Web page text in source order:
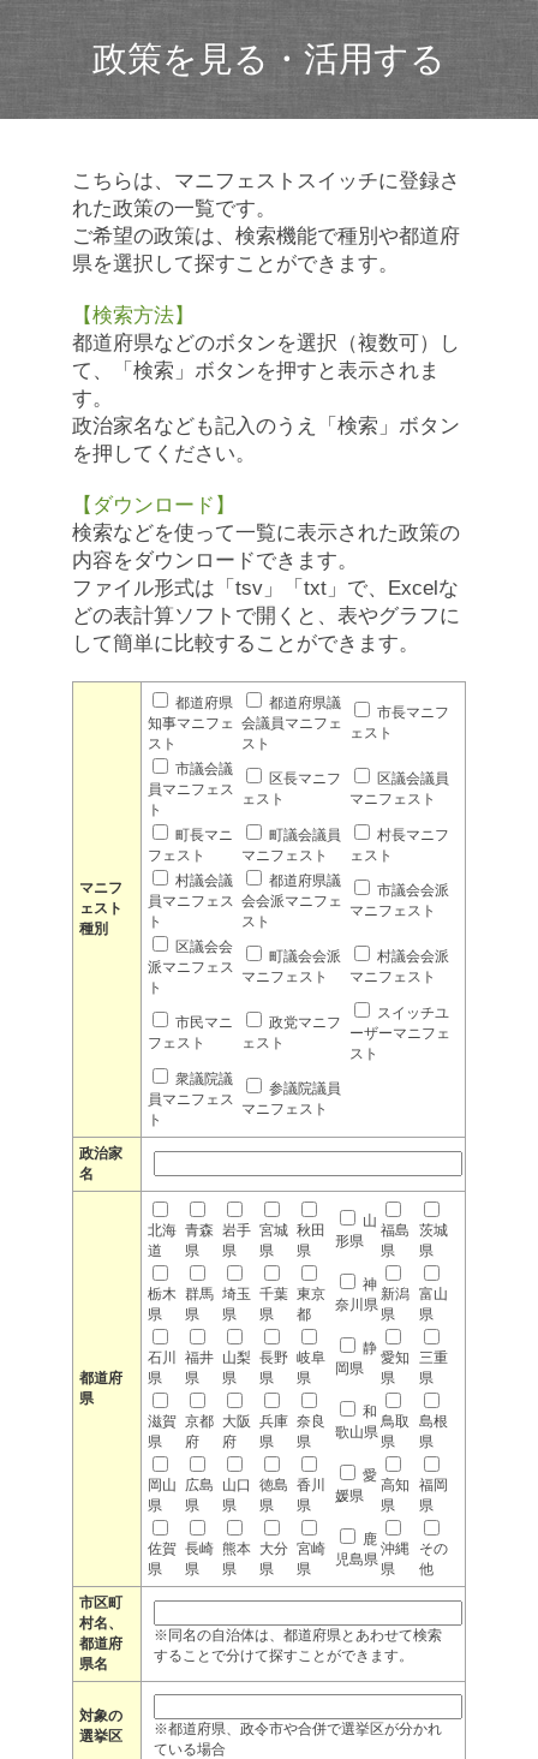
政策を見る・活用する
こちらは、マニフェストスイッチに登録さ
れた政策の一覧です。
ご希望の政策は、検索機能で種別や都道府
県を選択して探すことができます。
【検索方法】
都道府県などのボタンを選択（複数可）し
て、「検索」ボタンを押すと表示されま
す。
政治家名なども記入のうえ「検索」ボタン
を押してください。
【ダウンロード】
検索などを使って一覧に表示された政策の
内容をダウンロードできます。
ファイル形式は「tsv」「txt」で、Excelな
どの表計算ソフトで開くと、表やグラフに
して簡単に比較することができます。
マニフ
ェスト
種別
都道府県
知事マニフェ
スト
都道府県議
会議員マニフェ
スト
市長マニフ
ェスト
市議会議
員マニフェス
ト
区長マニフ
ェスト
区議会議員
マニフェスト
町長マニ
フェスト
町議会議員
マニフェスト
村長マニフ
ェスト
村議会議
員マニフェス
ト
都道府県議
会会派マニフェ
スト
市議会会派
マニフェスト
区議会会
派マニフェス
ト
町議会会派
マニフェスト
村議会会派
マニフェスト
市民マニ
フェスト
政党マニフ
ェスト
スイッチユ
ーザーマニフェ
スト
衆議院議
員マニフェス
ト
参議院議員
マニフェスト
政治家
名
都道府
県
北海
道
青森
県
岩手
県
宮城
県
秋田
県
山
形県
福島
県
茨城
県
栃木
県
群馬
県
埼玉
県
千葉
県
東京
都
神
奈川県
新潟
県
富山
県
石川
県
福井
県
山梨
県
長野
県
岐阜
県
静
岡県
愛知
県
三重
県
滋賀
県
京都
府
大阪
府
兵庫
県
奈良
県
和
歌山県
鳥取
県
島根
県
岡山
県
広島
県
山口
県
徳島
県
香川
県
愛
媛県
高知
県
福岡
県
佐賀
県
長崎
県
熊本
県
大分
県
宮崎
県
鹿
児島県
沖縄
県
その
他
市区町
村名、
都道府
県名
※同名の自治体は、都道府県とあわせて検索
することで分けて探すことができます。
対象の
選挙区
※都道府県、政令市や合併で選挙区が分かれ
ている場合